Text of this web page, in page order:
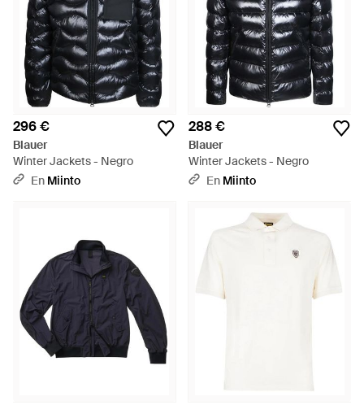
296 €
Blauer
Winter Jackets - Negro
En Miinto
288 €
Blauer
Winter Jackets - Negro
En Miinto